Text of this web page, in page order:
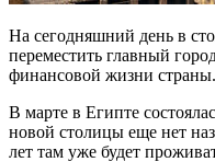
На сегодняшний день в
переместить главный
финансовой жизни страны.
В марте в Египте
новой столицы еще нет
лет там уже будет